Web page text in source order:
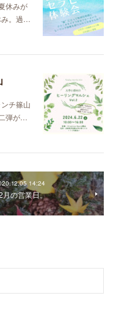
休みが
み。過…
チ篠山
弾が…
14:24
月の営業日。